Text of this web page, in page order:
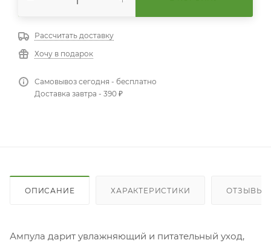
Рассчитать доставку
Хочу в подарок
Самовывоз сегодня - бесплатно
Доставка завтра - 390 ₽
ОПИСАНИЕ ХАРАКТЕРИСТИКИ ОТЗЫВЫ
Ампула дарит увлажняющий и питательный уход,